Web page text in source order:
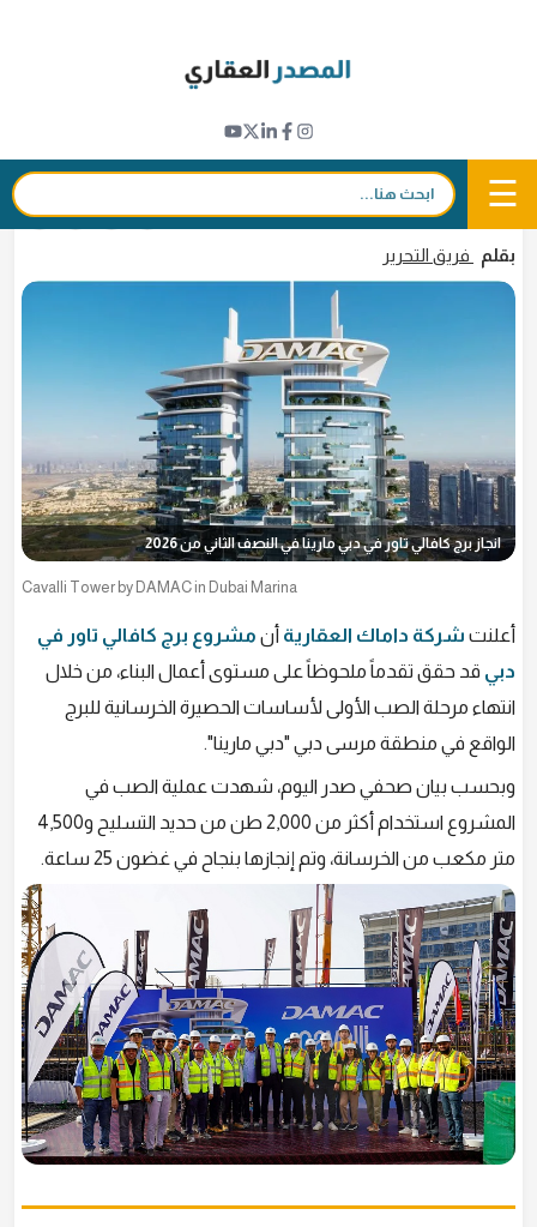
☰ بحث:
بالفيديو والصور .. تسارع أعمال بناء مشروع برج
كافالي تاور من داماك
18 يوليو 2023 - 16:29 f
𝕏
in
بقلم فريق التحرير
انجاز برج كافالي تاور في دبي مارينا في النصف الثاني من 2026
Cavalli Tower by DAMAC in Dubai Marina
أعلنت شركة داماك العقارية أن مشروع برج كافالي تاور في
دبي قد حقق تقدماً ملحوظاً على مستوى أعمال البناء، من خلال
انتهاء مرحلة الصب الأولى لأساسات الحصيرة الخرسانية للبرج
الواقع في منطقة مرسى دبي "دبي مارينا".
وبحسب بيان صحفي صدر اليوم، شهدت عملية الصب في
المشروع استخدام أكثر من 2,000 طن من حديد التسليح و4,500
متر مكعب من الخرسانة، وتم إنجازها بنجاح في غضون 25 ساعة.